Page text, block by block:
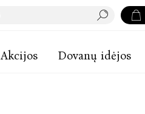
Akcijos Dovanų idėjos